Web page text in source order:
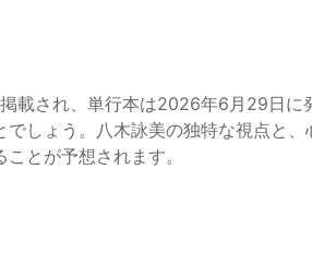
載され、単行本は2026年6月29日に
しょう。八木詠美の独特な視点と、
とが予想されます。